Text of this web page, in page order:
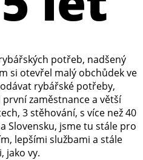
potřeb, nadšený
si otevřel malý obchůdek ve
rybářské potřeby,
zaměstnance a větší
3 stěhování, s více než 40
Slovensku, jsme tu stále pro
lepšími službami a stále
jako vy.